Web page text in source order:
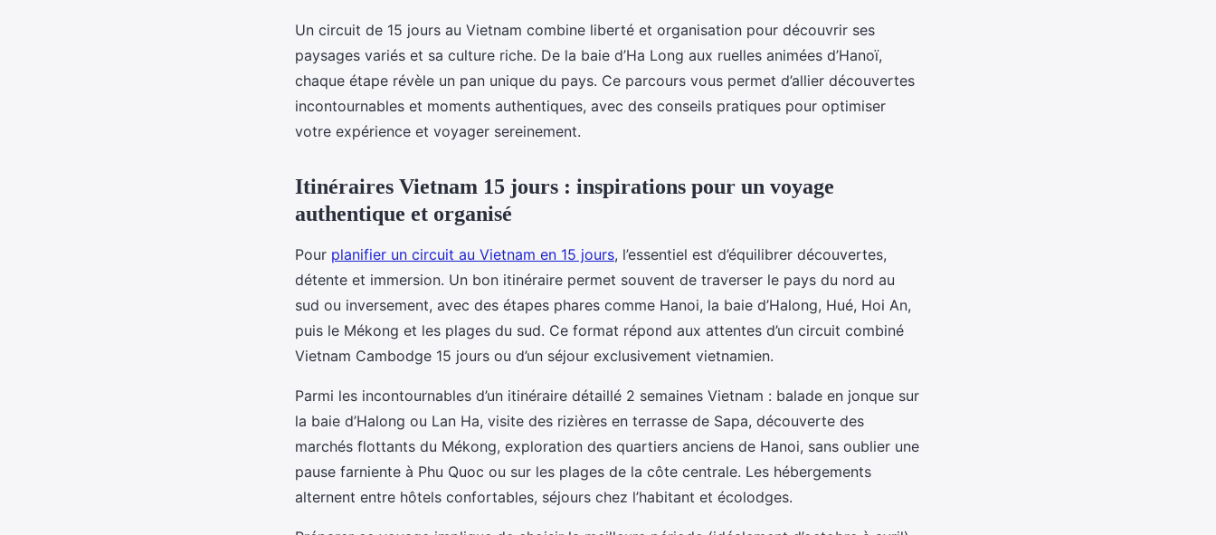
Un circuit de 15 jours au Vietnam combine liberté et organisation pour découvrir ses
paysages variés et sa culture riche. De la baie d’Ha Long aux ruelles animées d’Hanoï,
chaque étape révèle un pan unique du pays. Ce parcours vous permet d’allier découvertes
incontournables et moments authentiques, avec des conseils pratiques pour optimiser
votre expérience et voyager sereinement.
Itinéraires Vietnam 15 jours : inspirations pour un voyage
authentique et organisé
Pour planifier un circuit au Vietnam en 15 jours, l’essentiel est d’équilibrer découvertes,
détente et immersion. Un bon itinéraire permet souvent de traverser le pays du nord au
sud ou inversement, avec des étapes phares comme Hanoi, la baie d’Halong, Hué, Hoi An,
puis le Mékong et les plages du sud. Ce format répond aux attentes d’un circuit combiné
Vietnam Cambodge 15 jours ou d’un séjour exclusivement vietnamien.
Parmi les incontournables d’un itinéraire détaillé 2 semaines Vietnam : balade en jonque sur
la baie d’Halong ou Lan Ha, visite des rizières en terrasse de Sapa, découverte des
marchés flottants du Mékong, exploration des quartiers anciens de Hanoi, sans oublier une
pause farniente à Phu Quoc ou sur les plages de la côte centrale. Les hébergements
alternent entre hôtels confortables, séjours chez l’habitant et écolodges.